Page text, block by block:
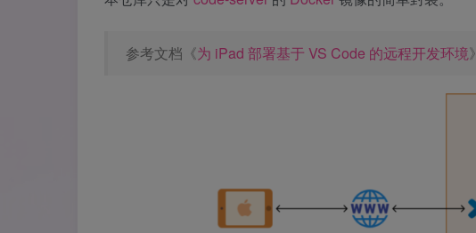
参考文档《为 iPad 部署基于 VS Code 的远程开发环境》